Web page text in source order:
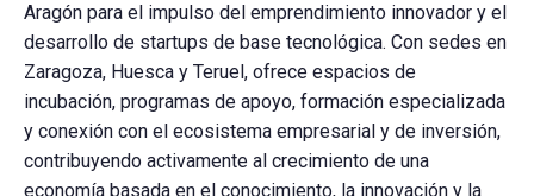
Aragón para el impulso del emprendimiento innovador y el
desarrollo de startups de base tecnológica. Con sedes en
Zaragoza, Huesca y Teruel, ofrece espacios de
incubación, programas de apoyo, formación especializada
y conexión con el ecosistema empresarial y de inversión,
contribuyendo activamente al crecimiento de una
economía basada en el conocimiento, la innovación y la